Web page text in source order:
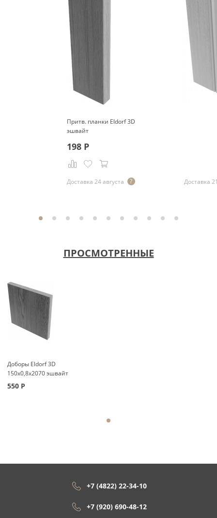
Притв. планки Eldorf 3D
эшвайт
198Р
Доставка 24 августа Доставка
ПРОСМОТРЕННЫЕ
Доборы Eldorf 3D
150x0,8x2070 эшвайт
550 Р
+7 (4822) 22-34-10
+7 (920) 690-48-12